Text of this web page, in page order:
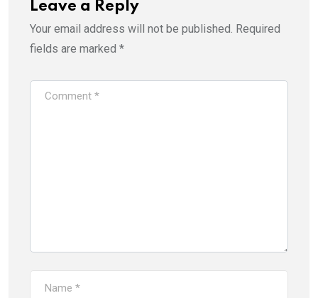
Leave a Reply
Your email address will not be published. Required
fields are marked *